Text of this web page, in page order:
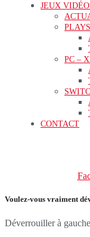
JEUX
PC –
CONTACT
Voulez-vous vraiment
Déverrouiller à